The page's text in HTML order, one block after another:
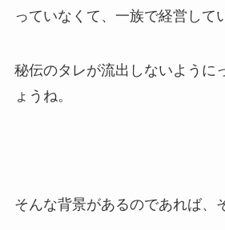
っていなくて、一族で経営して
秘伝のタレが流出しないように
ょうね。
そんな背景があるのであれば、